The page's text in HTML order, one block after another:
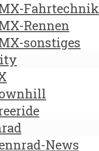
Fahrtechnik
Rennen
sonstiges
News